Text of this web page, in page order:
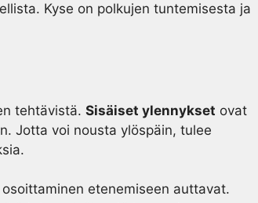
Kyse on polkujen tuntemisesta ja
tehtävistä. Sisäiset ylennykset ovat
Jotta voi nousta ylöspäin, tulee
etenemiseen auttavat.